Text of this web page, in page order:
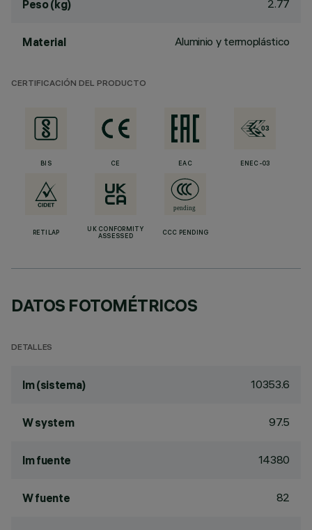
Peso (kg) 2.77
Material Aluminio y termoplástico
CERTIFICACIÓN DEL PRODUCTO
BIS CE EAC ENEC-03
RETILAP
UK CONFORMITY
ASSESSED
CCC PENDING
DATOS FOTOMÉTRICOS
DETALLES
lm (sistema) 10353.6
W system 97.5
lm fuente 14380
W fuente 82